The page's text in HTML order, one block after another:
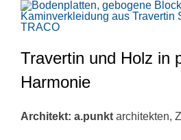
Travertin und Holz in
Harmonie
Architekt: a.punkt architekten,